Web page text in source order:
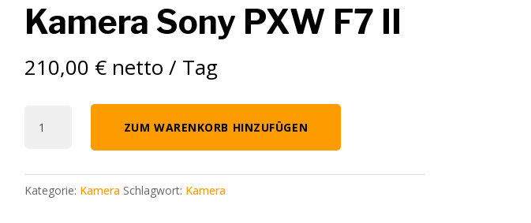
Kamera Sony PXW F7 II
210,00 €netto / Tag
ZUM WARENKORB HINZUFÜGEN
Kategorie: Kamera Schlagwort: Kamera